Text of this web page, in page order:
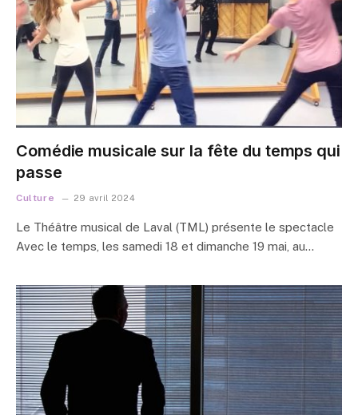
Comédie musicale sur la fête du temps qui
passe
Culture 29 avril 2024
Le Théâtre musical de Laval (TML) présente le spectacle
Avec le temps, les samedi 18 et dimanche 19 mai, au…